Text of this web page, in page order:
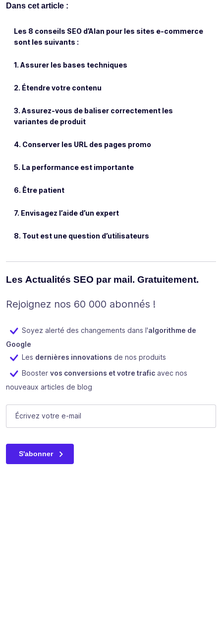
Dans cet article :
Les 8 conseils SEO d’Alan pour les sites e-commerce
sont les suivants :
1. Assurer les bases techniques
2. Étendre votre contenu
3. Assurez-vous de baliser correctement les
variantes de produit
4. Conserver les URL des pages promo
5. La performance est importante
6. Être patient
7. Envisagez l’aide d’un expert
8. Tout est une question d’utilisateurs
Les Actualités SEO par mail. Gratuitement.
Rejoignez nos 60 000 abonnés !
Soyez alerté des changements dans l'algorithme de
Google
Les dernières innovations de nos produits
Booster vos conversions et votre trafic avec nos
nouveaux articles de blog
LinkedIn
Ce champ n’est utilisé qu’à des fins de validation et
E-mail (Nécessaire)
S'abonner